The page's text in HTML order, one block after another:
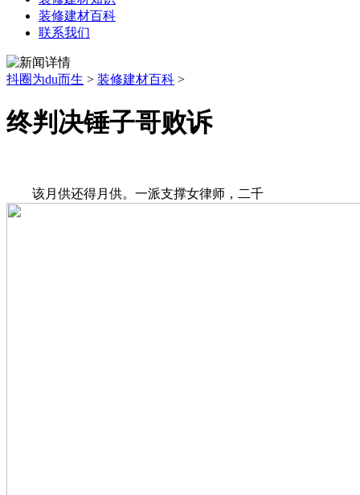
装修建材百科
联系我们
抖圈为du而生 > 装修建材百科 >
终判决锤子哥败诉
该月供还得月供。一派支撑女律师，二千